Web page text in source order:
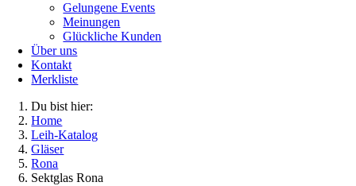
Gelungene Events
Meinungen
Glückliche Kunden
Über uns
Kontakt
Merkliste
Du bist hier:
Home
Leih-Katalog
Gläser
Rona
Sektglas Rona